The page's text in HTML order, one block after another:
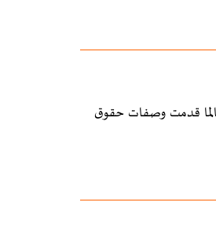
قدمت وصفات حقوق